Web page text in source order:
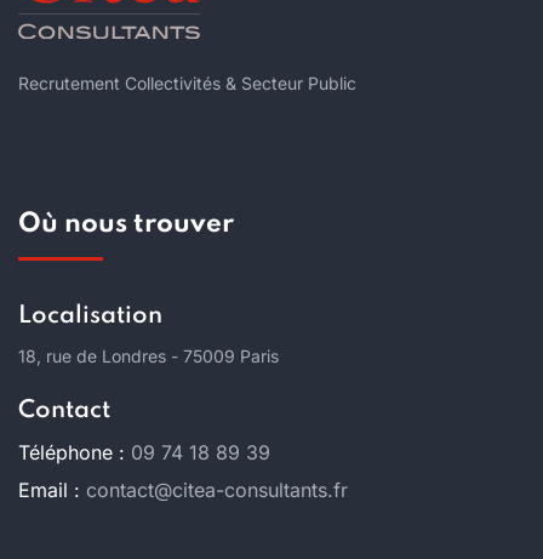
Recrutement Collectivités & Secteur Public
Où nous trouver
Localisation
18, rue de Londres - 75009 Paris
Contact
Téléphone : 09 74 18 89 39
Email : contact@citea-consultants.fr